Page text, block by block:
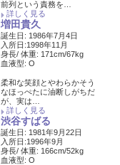
前列という責務を…
詳しく見る
増田貴久
誕生日: 1986年7月4日
入所日:1998年11月
身長/ 体重: 171cm/67kg
血液型: O
柔和な笑顔とやわらかそう
なほっぺたに油断しがちだ
が、実は…
詳しく見る
渋谷すばる
誕生日: 1981年9月22日
入所日:1996年9月
身長/ 体重: 166cm/52kg
血液型: O